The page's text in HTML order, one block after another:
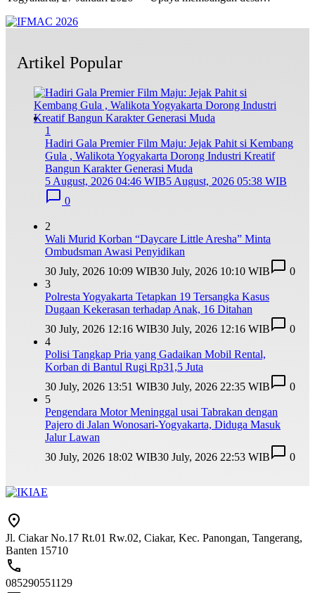
Artikel Popular
1
Hadiri Gala Premier Film Maju: Jejak Pahit si Kembang
Gula , Walikota Yogyakarta Dorong Industri Kreatif
Bangun Karakter Generasi Muda
5 August, 2026 04:46 WIB5 August, 2026 05:38 WIB
0
2
Wali Murid Korban “Daycare Little Aresha” Minta
Ombudsman Awasi Penyidikan
30 July, 2026 10:09 WIB30 July, 2026 10:10 WIB
0
3
Polresta Yogyakarta Tetapkan 19 Tersangka Kasus
Dugaan Kekerasan terhadap Anak, 16 Ditahan
30 July, 2026 12:16 WIB30 July, 2026 12:16 WIB
0
4
Polisi Tangkap Pria yang Gadaikan Mobil Rental,
Korban di Bantul Rugi Rp31,5 Juta
30 July, 2026 13:51 WIB30 July, 2026 22:35 WIB
0
5
Pengendara Motor Meninggal usai Tabrakan dengan
Pajero di Jalan Wonosari-Yogyakarta, Diduga Masuk
Jalur Lawan
30 July, 2026 18:02 WIB30 July, 2026 22:53 WIB 0
Jl. Ciakar No.17 Rt.01 Rw.02, Ciakar, Kec. Panongan, Tangerang,
Banten 15710
085290551129